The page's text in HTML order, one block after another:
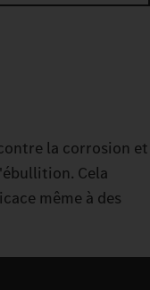
la corrosion et
Cela
même à des